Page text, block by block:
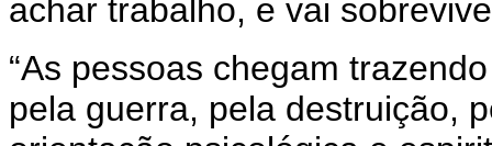
achar trabalho, e vai
“As pessoas chegam
pela guerra, pela destruição,